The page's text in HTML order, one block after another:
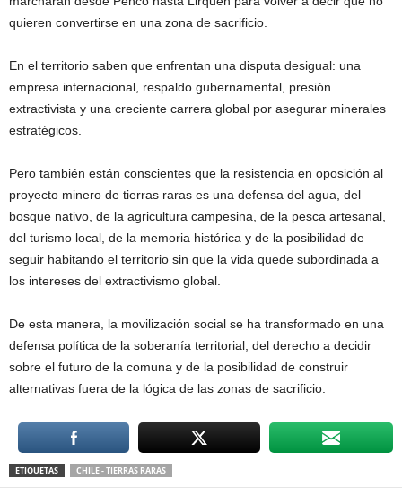
quieren convertirse en una zona de sacrificio.
En el territorio saben que enfrentan una disputa desigual: una
empresa internacional, respaldo gubernamental, presión
extractivista y una creciente carrera global por asegurar minerales
estratégicos.
Pero también están conscientes que la resistencia en oposición al
proyecto minero de tierras raras es una defensa del agua, del
bosque nativo, de la agricultura campesina, de la pesca artesanal,
del turismo local, de la memoria histórica y de la posibilidad de
seguir habitando el territorio sin que la vida quede subordinada a
los intereses del extractivismo global.
De esta manera, la movilización social se ha transformado en una
defensa política de la soberanía territorial, del derecho a decidir
sobre el futuro de la comuna y de la posibilidad de construir
alternativas fuera de la lógica de las zonas de sacrificio.
ETIQUETAS CHILE - TIERRAS RARAS